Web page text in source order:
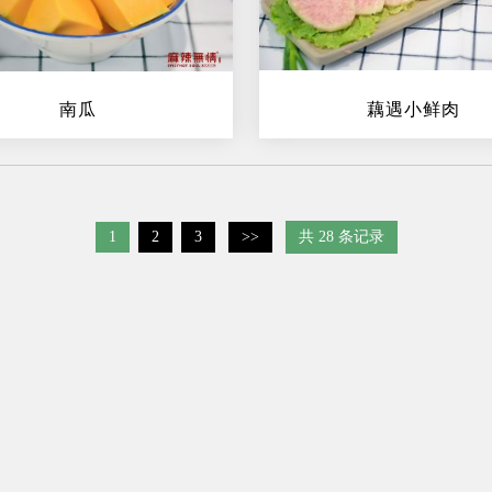
南瓜 藕遇小鲜肉
1 2 3 >> 共 28 条记录